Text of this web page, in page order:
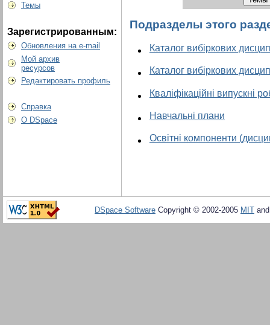
Темы
Зарегистрированным:
Обновления на e-mail
Мой архив
ресурсов
Редактировать профиль
Справка
О DSpace
Подразделы этого
Каталог вибіркових
Каталог вибіркових
Кваліфікаційні випускні
Навчальні плани
Освітні компоненти
DSpace Software Copyright © 2002-2005 MIT